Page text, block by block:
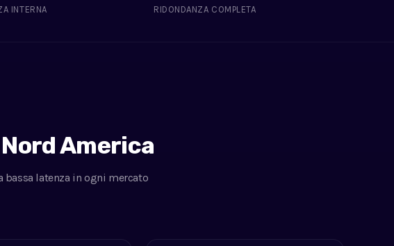
INTERNA RIDONDANZA COMPLETA
America
latenza in ogni mercato